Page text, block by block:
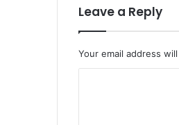
Leave a Reply
Your email address